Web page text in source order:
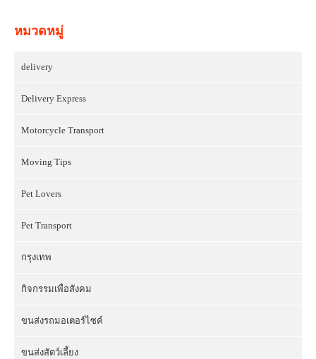
หมวดหมู่
delivery
Delivery Express
Motorcycle Transport
Moving Tips
Pet Lovers
Pet Transport
กรุงเทพ
กิจกรรมเพื่อสังคม
ขนส่งรถมอเตอร์ไซค์
ขนส่งสัตว์เลี้ยง